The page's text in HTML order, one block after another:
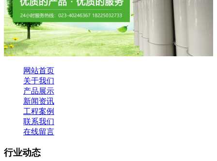
网站首页
关于我们
产品展示
新闻资讯
工程案例
联系我们
在线留言
行业动态